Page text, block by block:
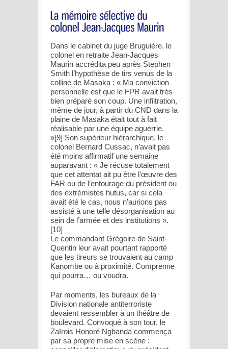
Dans le cabinet du juge Bruguière, le
colonel en retraite Jean-Jacques
Maurin accrédita peu après Stephen
Smith l’hypothèse de tirs venus de la
colline de Masaka : « Ma conviction
personnelle est que le FPR avait très
bien préparé son coup. Une infiltration,
même de jour, à partir du CND dans la
plaine de Masaka était tout à fait
réalisable par une équipe aguerrie.
»[9] Son supérieur hiérarchique, le
colonel Bernard Cussac, n’avait pas
été moins affirmatif une semaine
auparavant : « Je récuse totalement
que cet attentat ait pu être l’œuvre des
FAR ou de l’entourage du président ou
des extrémistes hutus, car si cela
avait été le cas, nous n’aurions pas
assisté à une telle désorganisation au
sein de l’armée et des institutions ».
[10]
Le commandant Grégoire de Saint-
Quentin leur avait pourtant rapporté
que les tireurs se trouvaient au camp
Kanombe ou à proximité. Comprenne
qui pourra… ou voudra.
Par moments, les bureaux de la
Division nationale antiterroriste
devaient ressembler à un théâtre de
boulevard. Convoqué à son tour, le
Zaïrois Honoré Ngbanda commença
par sa propre mise en scène :